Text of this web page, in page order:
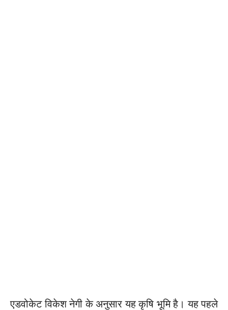
एडवोकेट विकेश नेगी के अनुसार यह कृषि भूमि है। यह पहले